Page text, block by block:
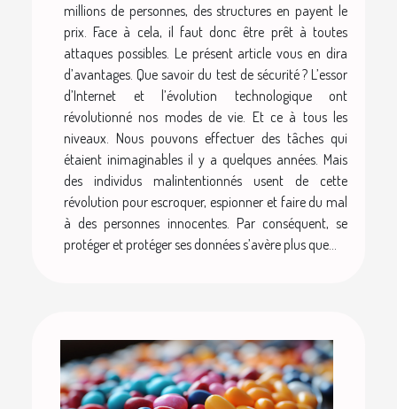
millions de personnes, des structures en payent le
prix. Face à cela, il faut donc être prêt à toutes
attaques possibles. Le présent article vous en dira
d’avantages. Que savoir du test de sécurité ? L’essor
d’Internet et l’évolution technologique ont
révolutionné nos modes de vie. Et ce à tous les
niveaux. Nous pouvons effectuer des tâches qui
étaient inimaginables il y a quelques années. Mais
des individus malintentionnés usent de cette
révolution pour escroquer, espionner et faire du mal
à des personnes innocentes. Par conséquent, se
protéger et protéger ses données s’avère plus que...